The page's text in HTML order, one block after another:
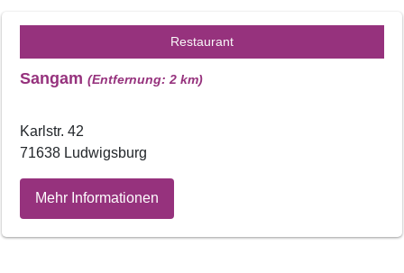
Restaurant
Sangam (Entfernung: 2 km)
Karlstr. 42
71638 Ludwigsburg
Mehr Informationen